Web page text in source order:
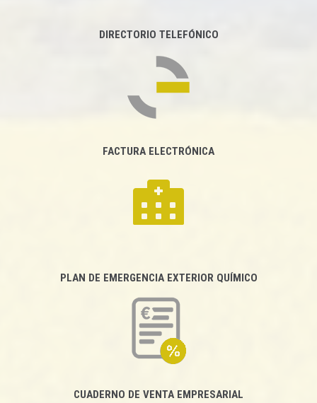
DIRECTORIO TELEFÓNICO
FACTURA ELECTRÓNICA
PLAN DE EMERGENCIA EXTERIOR QUÍMICO
CUADERNO DE VENTA EMPRESARIAL